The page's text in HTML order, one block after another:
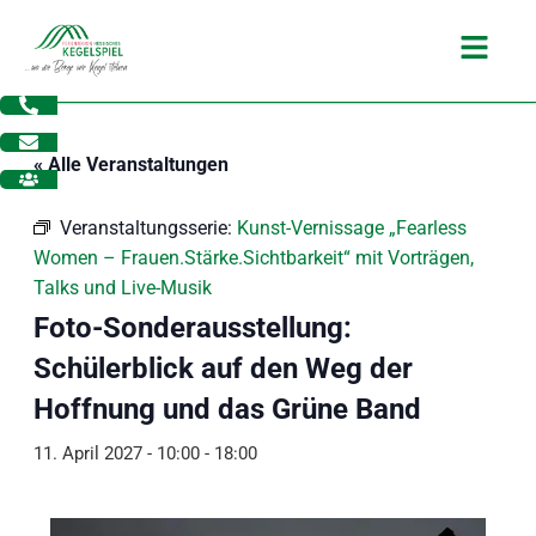
Inhalt
springen
Main
« Alle Veranstaltungen
Veranstaltungsserie: Kunst-Vernissage „Fearless
Women – Frauen.Stärke.Sichtbarkeit“ mit Vorträgen,
Talks und Live-Musik
Foto-Sonderausstellung:
Schülerblick auf den Weg der
Hoffnung und das Grüne Band
11. April 2027 - 10:00- 18:00